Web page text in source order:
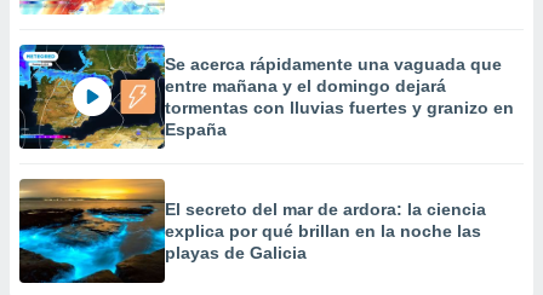
Se acerca rápidamente una vaguada que
entre mañana y el domingo dejará
tormentas con lluvias fuertes y granizo en
España
El secreto del mar de ardora: la ciencia
explica por qué brillan en la noche las
playas de Galicia